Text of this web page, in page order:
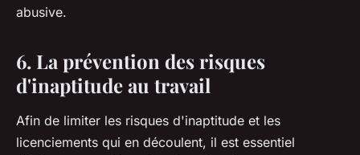
abusive.
6. La prévention des risques
d'inaptitude au travail
Afin de limiter les risques d'inaptitude et les
licenciements qui en découlent, il est essentiel